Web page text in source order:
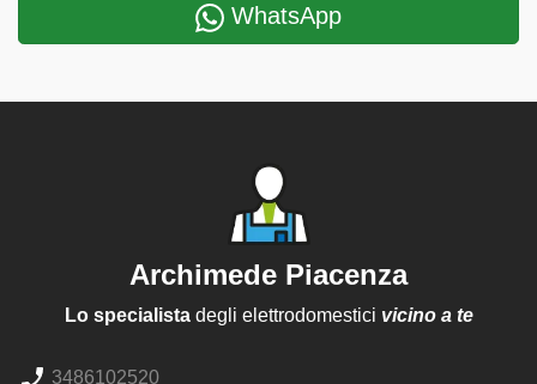
WhatsApp
Archimede Piacenza
Lo specialistadegli elettrodomestici vicino a te
3486102520